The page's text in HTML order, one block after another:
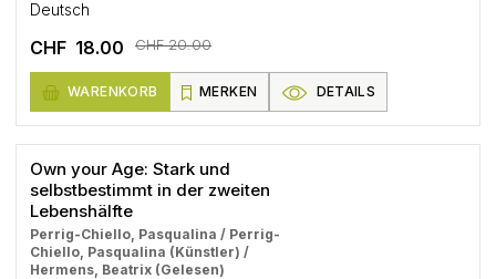
Deutsch
CHF 18.00 CHF 20.00
WARENKORB MERKEN DETAILS
Own your Age: Stark und
selbstbestimmt in der zweiten
Lebenshälfte
Perrig-Chiello, Pasqualina / Perrig-
Chiello, Pasqualina (Künstler) /
Hermens, Beatrix (Gelesen)